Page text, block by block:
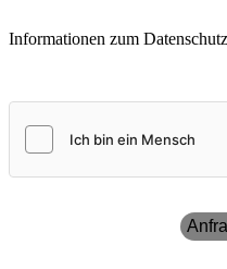
Informationen zum